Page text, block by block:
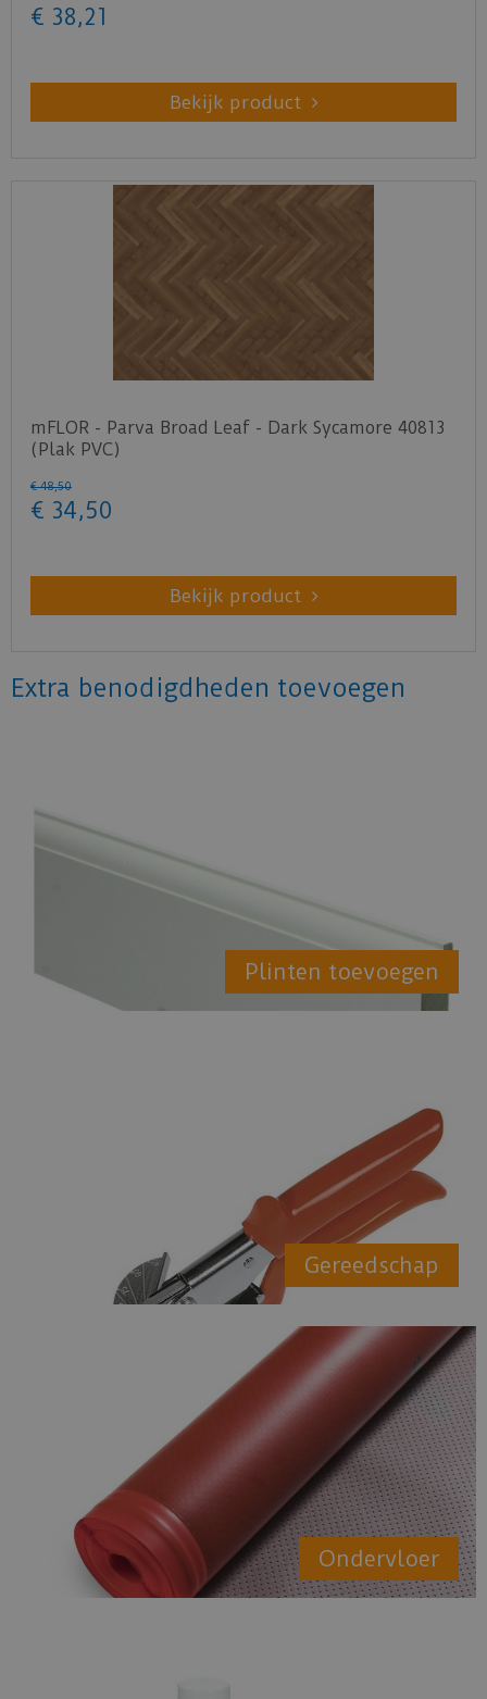
€ 38,21
Bekijk product
mFLOR - Parva Broad Leaf - Dark Sycamore 40813
(Plak PVC)
€ 48,50
€ 34,50
Bekijk product
Extra benodigdheden toevoegen
Plinten toevoegen
Gereedschap
Ondervloer